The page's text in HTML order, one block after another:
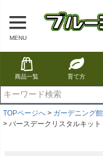
MENU
商品一覧 育て方
TOPページへ ガーデニング館
バースデークリスタルキッ